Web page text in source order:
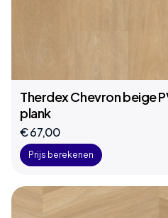
Therdex Chevron beige
plank
€ 67,00
Prijs berekenen